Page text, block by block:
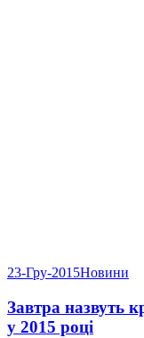
23-Гру-2015Новини
Завтра назвуть
у 2015 році